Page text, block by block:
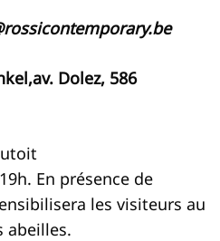
Dolez, 586
En présence de
les visiteurs au
abeilles.